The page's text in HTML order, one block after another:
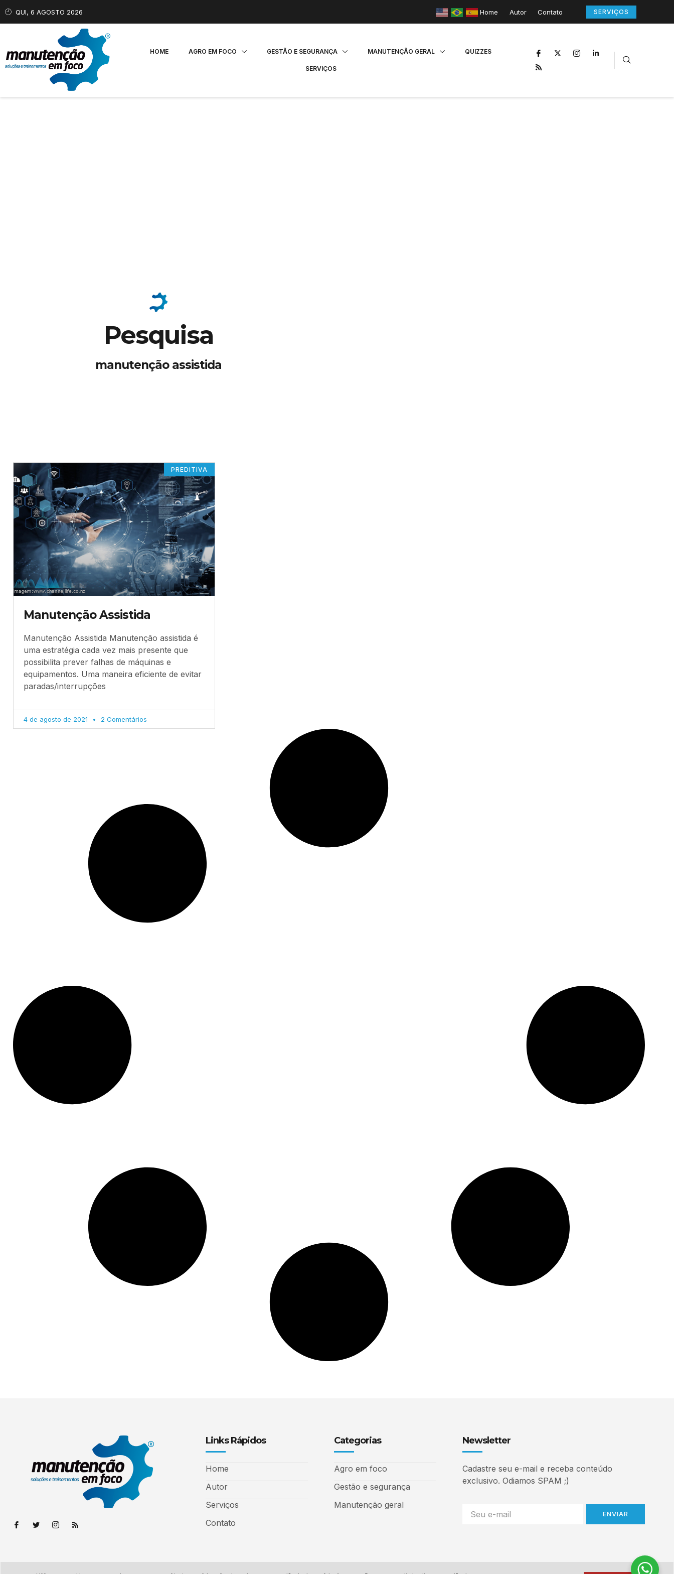
QUI, 6 AGOSTO 2026 Home Autor Contato SERVIÇOS
HOME AGRO EM FOCO GESTÃO E SEGURANÇA MANUTENÇÃO GERAL QUIZZES
SERVIÇOS
Pesquisa
manutenção assistida
PREDITIVA
Manutenção Assistida
Manutenção Assistida Manutenção assistida é
uma estratégia cada vez mais presente que
possibilita prever falhas de máquinas e
equipamentos. Uma maneira eficiente de evitar
paradas/interrupções
4 de agosto de 2021 2 Comentários
Links Rápidos
Home
Autor
Serviços
Contato
Categorias
Agro em foco
Gestão e segurança
Manutenção geral
Newsletter
Cadastre seu e-mail e receba conteúdo
exclusivo. Odiamos SPAM ;)
ENVIAR